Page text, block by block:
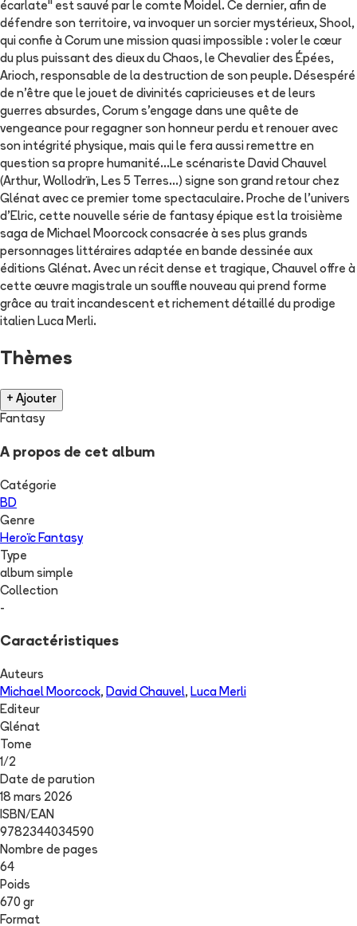
écarlate" est sauvé par le comte Moidel. Ce dernier, afin de
défendre son territoire, va invoquer un sorcier mystérieux, Shool,
qui confie à Corum une mission quasi impossible : voler le cœur
du plus puissant des dieux du Chaos, le Chevalier des Épées,
Arioch, responsable de la destruction de son peuple. Désespéré
de n’être que le jouet de divinités capricieuses et de leurs
guerres absurdes, Corum s’engage dans une quête de
vengeance pour regagner son honneur perdu et renouer avec
son intégrité physique, mais qui le fera aussi remettre en
question sa propre humanité…Le scénariste David Chauvel
(Arthur, Wollodrïn, Les 5 Terres…) signe son grand retour chez
Glénat avec ce premier tome spectaculaire. Proche de l’univers
d’Elric, cette nouvelle série de fantasy épique est la troisième
saga de Michael Moorcock consacrée à ses plus grands
personnages littéraires adaptée en bande dessinée aux
éditions Glénat. Avec un récit dense et tragique, Chauvel offre à
cette œuvre magistrale un souffle nouveau qui prend forme
grâce au trait incandescent et richement détaillé du prodige
italien Luca Merli.
Thèmes
+ Ajouter
Fantasy
A propos de cet album
Catégorie
BD
Genre
Heroïc Fantasy
Type
album simple
Collection
-
Caractéristiques
Auteurs
Michael Moorcock, David Chauvel, Luca Merli
Editeur
Glénat
Tome
1/2
Date de parution
18 mars 2026
ISBN/EAN
9782344034590
Nombre de pages
64
Poids
670 gr
Format